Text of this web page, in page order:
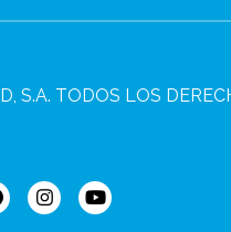
S.A. TODOS LOS